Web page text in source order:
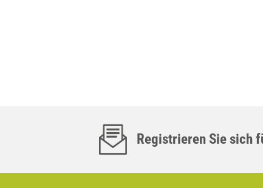
Registrieren Sie sich